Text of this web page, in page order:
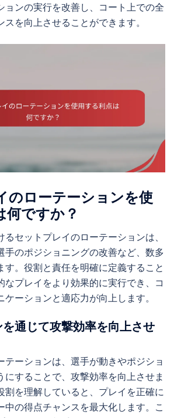
ョンの実行を改善し、コート上での全
を向上させることができます。
のローテーションを使
何ですか？
セットプレイのローテーションは、
手のポジショニングの改善など、数多
す。役割と責任を明確に定義すること
なプレイをより効果的に実行でき、コ
ーションと適応力が向上します。
通じて攻撃効率を向上させ
テーションは、選手が動きやポジショ
にすることで、攻撃効率を向上させま
割を理解していると、プレイを正確に
中の得点チャンスを最大化します。こ